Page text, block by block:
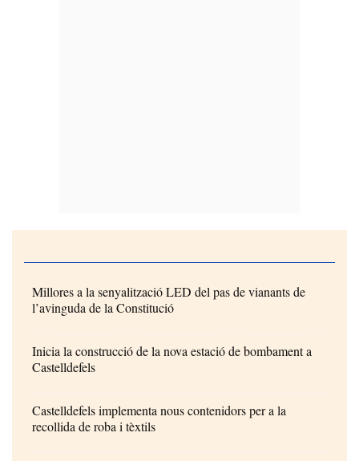
Millores a la senyalització LED del pas de vianants de
l’avinguda de la Constitució
Inicia la construcció de la nova estació de bombament a
Castelldefels
Castelldefels implementa nous contenidors per a la
recollida de roba i tèxtils